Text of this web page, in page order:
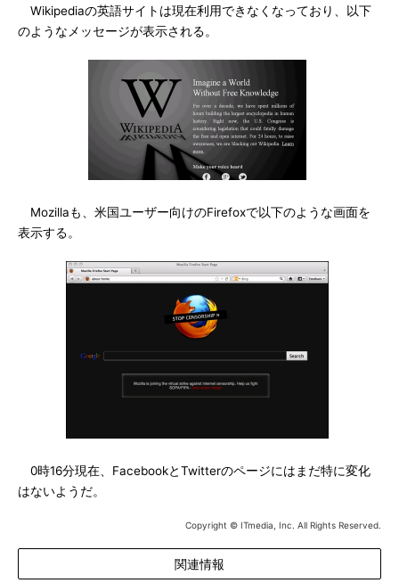
Wikipediaの英語サイトは現在利用できなくなっており、以下
のようなメッセージが表示される。
Mozillaも、米国ユーザー向けのFirefoxで以下のような画面を
表示する。
0時16分現在、FacebookとTwitterのページにはまだ特に変化
はないようだ。
Copyright © ITmedia, Inc. All Rights Reserved.
関連情報